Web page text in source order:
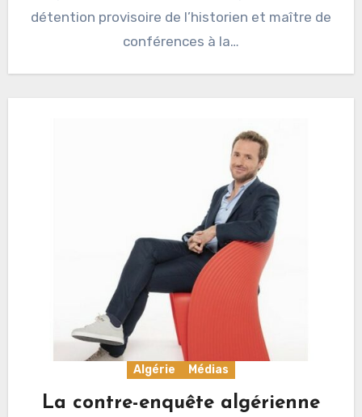
détention provisoire de l’historien et maître de
conférences à la…
Algérie Médias
La contre-enquête algérienne